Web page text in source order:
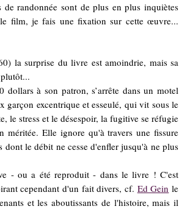
randonnée sont de plus en plus inquiètes
film, je fais une fixation sur cette œuvre...
la surprise du livre est amoindrie, mais sa
à son patron, s’arrête dans un motel
excentrique et esseulé, qui vit sous le
le stress et le désespoir, la fugitive se réfugie
méritée. Elle ignore qu'à travers une fissure
le débit ne cesse d'enfler jusqu'à ne plus
- ou a été reproduit - dans le livre ! C'est
cependant d'un fait divers, cf. Ed Gein le
et les aboutissants de l'histoire, mais il